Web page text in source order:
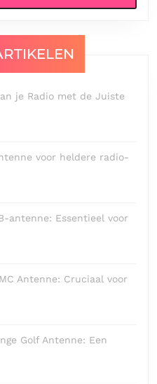
je Radio met de Juiste
voor heldere radio-
antenne: Essentieel voor
Antenne: Cruciaal voor
Golf Antenne: Een